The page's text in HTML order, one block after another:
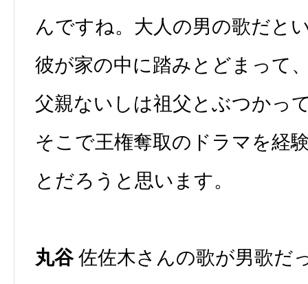
んですね。大人の男の歌だと
彼が家の中に踏みとどまって
父親ないしは祖父とぶつかっ
そこで王権奪取のドラマを経
とだろうと思います。
丸谷佐佐木さんの歌が男歌だ